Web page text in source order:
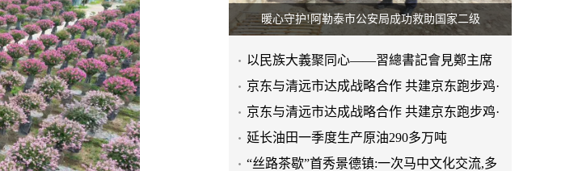
暖心守护!阿勒泰市公安局成功救助国家二级
以民族大義聚同心——習總書記會見鄭主席
提出兩岸關系四點重要意
京东与清远市达成战略合作 共建京东跑步鸡·
清远鸡标准体系
京东与清远市达成战略合作 共建京东跑步鸡·
清远鸡标准体系
延长油田一季度生产原油290多万吨
“丝路茶歇”首秀景德镇:一次马中文化交流,多